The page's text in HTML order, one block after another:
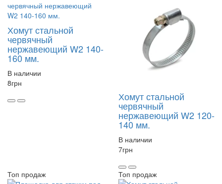
Хомут стальной
червячный
нержавеющий W2 140-
160 мм.
В наличии
8грн
Хомут стальной
червячный
нержавеющий W2 120-
140 мм.
В наличии
7грн
Топ продаж Топ продаж